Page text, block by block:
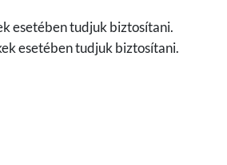
esetében tudjuk biztosítani.
esetében tudjuk biztosítani.